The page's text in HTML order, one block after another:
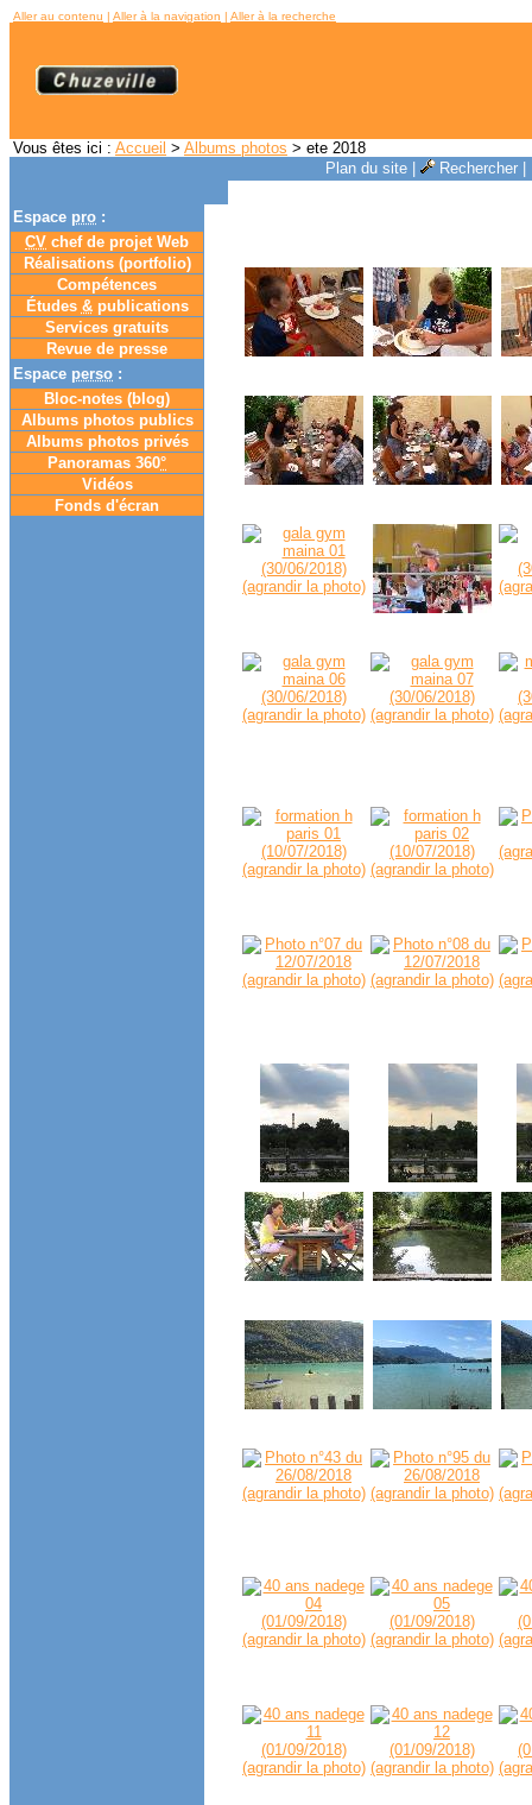
Aller au contenu | Aller à la navigation | Aller à la recherche
Vous êtes ici : Accueil > Albums photos > ete 2018
Plan du site| Rechercher|
Espace pro :
CV chef de projet Web
Réalisations (portfolio)
Compétences
Études &publications
Services gratuits
Revue de presse
Espace perso :
Bloc-notes (blog)
Albums photos publics
Albums photos privés
Panoramas 360°
Vidéos
Fonds d'écran